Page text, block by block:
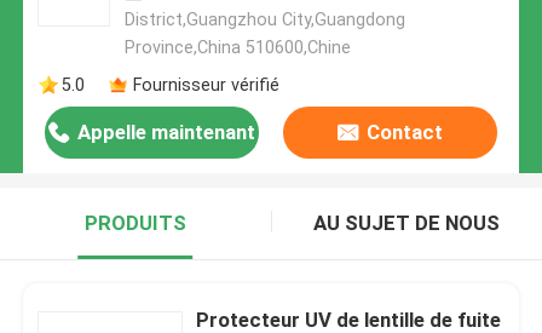
District,Guangzhou City,Guangdong
Province,China 510600,Chine
5.0
Fournisseur vérifié
Appelle maintenant Contact
PRODUITS AU SUJET DE NOUS
Protecteur UV de lentille de fuite